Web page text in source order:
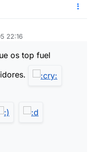
22:16
os top fuel